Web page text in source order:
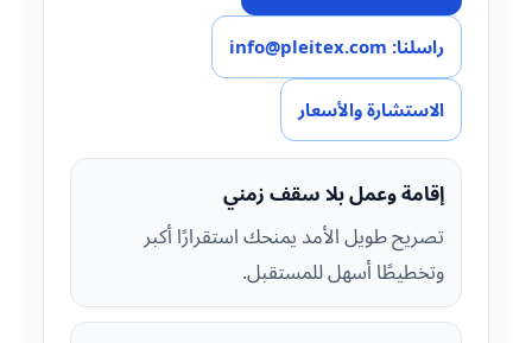
راسلنا: info@pleitex.com
الاستشارة والأسعار
إقامة وعمل بلا سقف زمني
تصريح طويل الأمد يمنحك استقرارًا أكبر
وتخطيطًا أسهل للمستقبل.